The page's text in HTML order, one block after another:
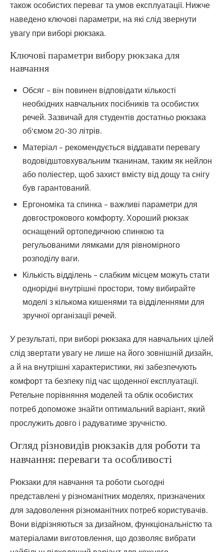
також особистих переваг та умов експлуатації. Нижче
наведено ключові параметри, на які слід звернути
увагу при виборі рюкзака.
Ключові параметри вибору рюкзака для
навчання
Обсяг – він повинен відповідати кількості
необхідних навчальних посібників та особистих
речей. Зазвичай для студентів достатньо рюкзака
об’ємом 20-30 літрів.
Матеріал – рекомендується віддавати перевагу
водовідштовхувальним тканинам, таким як нейлон
або поліестер, щоб захист вмісту від дощу та снігу
був гарантований.
Ергономіка та спинка – важливі параметри для
довгострокового комфорту. Хороший рюкзак
оснащений ортопедичною спинкою та
регульованими лямками для рівномірного
розподілу ваги.
Кількість відділень – слабким місцем можуть стати
однорідні внутрішні простори, тому вибирайте
моделі з кількома кишенями та відділеннями для
зручної організації речей.
У результаті, при виборі рюкзака для навчальних цілей
слід звертати увагу не лише на його зовнішній дизайн,
а й на внутрішні характеристики, які забезпечують
комфорт та безпеку під час щоденної експлуатації.
Ретельне порівняння моделей та облік особистих
потреб допоможе знайти оптимальний варіант, який
прослужить довго і радуватиме зручністю.
Огляд різновидів рюкзаків для роботи та
навчання: переваги та особливості
Рюкзаки для навчання та роботи сьогодні
представлені у різноманітних моделях, призначених
для задоволення різноманітних потреб користувачів.
Вони відрізняються за дизайном, функціональністю та
матеріалами виготовлення, що дозволяє вибрати